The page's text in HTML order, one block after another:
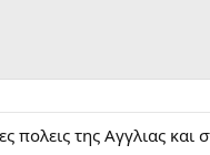
πολεις της Αγγλιας και